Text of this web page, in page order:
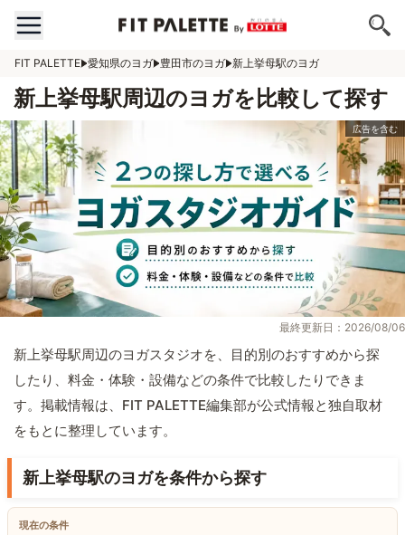
FIT PALETTE 愛知県のヨガ 豊田市のヨガ 新上挙母駅のヨガ
新上挙母駅周辺のヨガを比較して探す
最終更新日：2026/08/06
新上挙母駅周辺のヨガスタジオを、目的別のおすすめから探
したり、料金・体験・設備などの条件で比較したりできま
す。掲載情報は、FIT PALETTE編集部が公式情報と独自取材
をもとに整理しています。
新上挙母駅のヨガを条件から探す
現在の条件